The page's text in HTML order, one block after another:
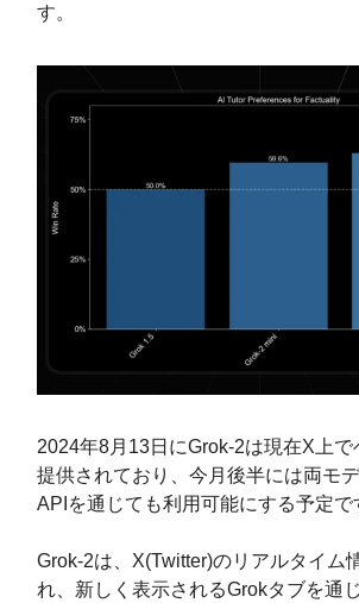
す。
2024年8月13日にGrok-2は現在X上で
提供されており、今月後半には両モ
APIを通じても利用可能にする予定で
Grok-2は、X(Twitter)のリアルタイム
れ、新しく表示されるGrokタブを通